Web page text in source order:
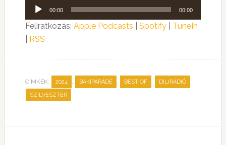
Audió
lejátszó
00:00 00:00
Feliratkozás: Apple Podcasts Spotify| TuneIn
RSS
CÍMKÉK: 2024 , BAKIPARÁDÉ , BEST OF , DILIRÁDIÓ ,
SZILVESZTER